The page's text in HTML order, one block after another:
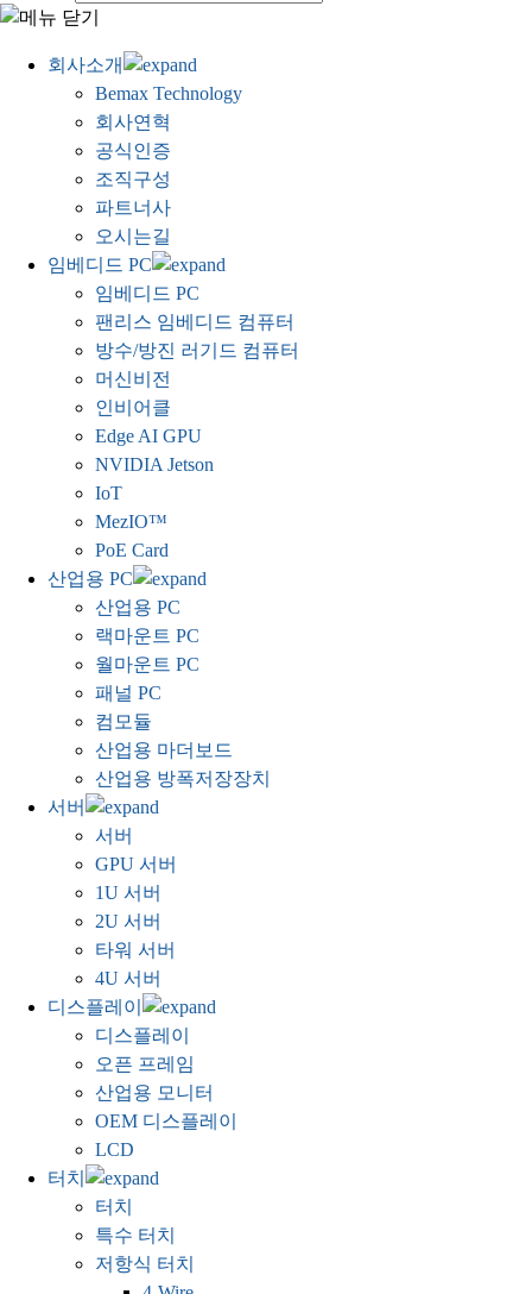
회사소개
Bemax Technology
회사연혁
공식인증
조직구성
파트너사
오시는길
임베디드 PC
임베디드 PC
팬리스 임베디드 컴퓨터
방수/방진 러기드 컴퓨터
머신비전
인비어클
Edge AI GPU
NVIDIA Jetson
IoT
MezIO™
PoE Card
산업용 PC
산업용 PC
랙마운트 PC
월마운트 PC
패널 PC
컴모듈
산업용 마더보드
산업용 방폭저장장치
서버
서버
GPU 서버
1U 서버
2U 서버
타워 서버
4U 서버
디스플레이
디스플레이
오픈 프레임
산업용 모니터
OEM 디스플레이
LCD
터치
터치
특수 터치
저항식 터치